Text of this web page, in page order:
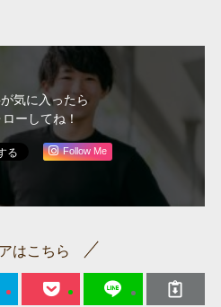
気に入ったら
ローしてね！
Follow Me
はこちら